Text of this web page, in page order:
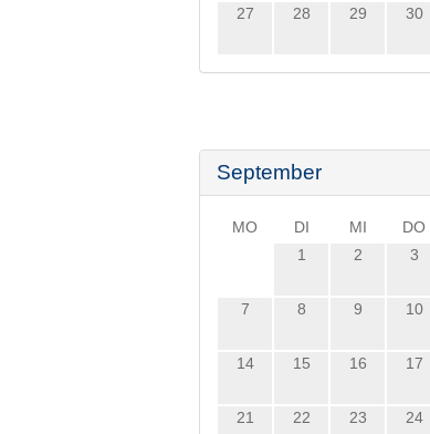
27 28 29 30
September
MO DI MI DO
1
2 3
7 8 9 10
14 15 16 17
21 22 23 24